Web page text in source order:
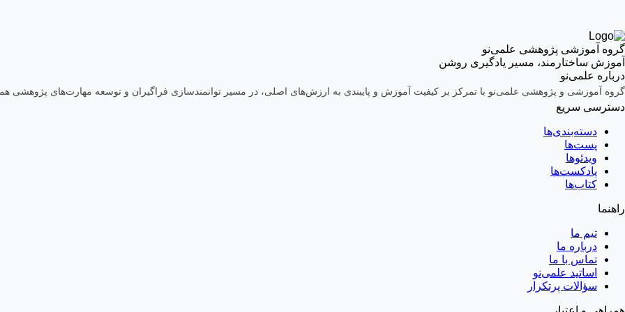
گروه آموزشی پژوهشی علمی‌نو
آموزش ساختارمند، مسیر یادگیری روشن
درباره علمی‌نو
گروه آموزشی و پژوهشی علمی‌نو با تمرکز بر کیفیت آموزش و پایبندی به ارزش‌های اصلی، در مسیر توانمندسازی فراگیران و توسعه مهارت‌های پژوهشی
دسترسی سریع
دسته‌بندی‌ها
پست‌ها
ویدئوها
پادکست‌ها
کتاب‌ها
راهنما
تیم ما
درباره ما
تماس با ما
اساتید علمی‌نو
سؤالات پرتکرار